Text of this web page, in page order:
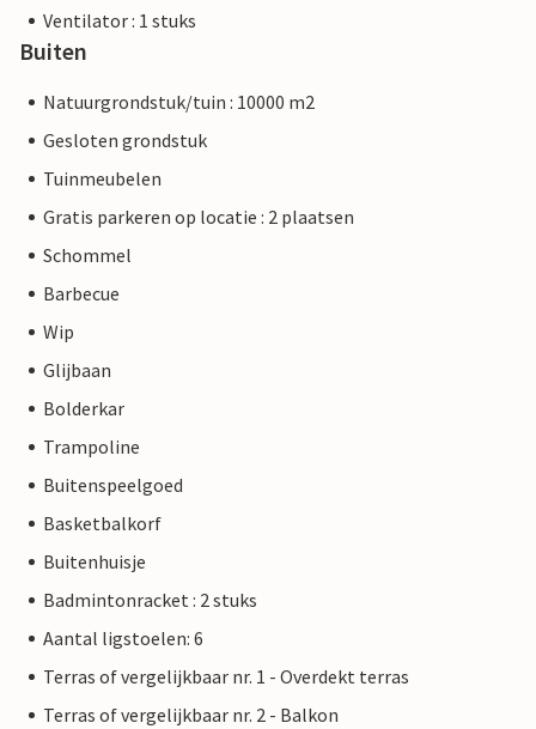
Ventilator : 1 stuks
Buiten
Natuurgrondstuk/tuin : 10000 m2
Gesloten grondstuk
Tuinmeubelen
Gratis parkeren op locatie : 2 plaatsen
Schommel
Barbecue
Wip
Glijbaan
Bolderkar
Trampoline
Buitenspeelgoed
Basketbalkorf
Buitenhuisje
Badmintonracket : 2 stuks
Aantal ligstoelen: 6
Terras of vergelijkbaar nr. 1 - Overdekt terras
Terras of vergelijkbaar nr. 2 - Balkon